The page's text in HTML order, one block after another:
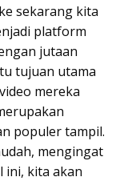
sekarang kita
platform
jutaan
tujuan utama
mereka
populer tampil.
mengingat
ini, kita akan